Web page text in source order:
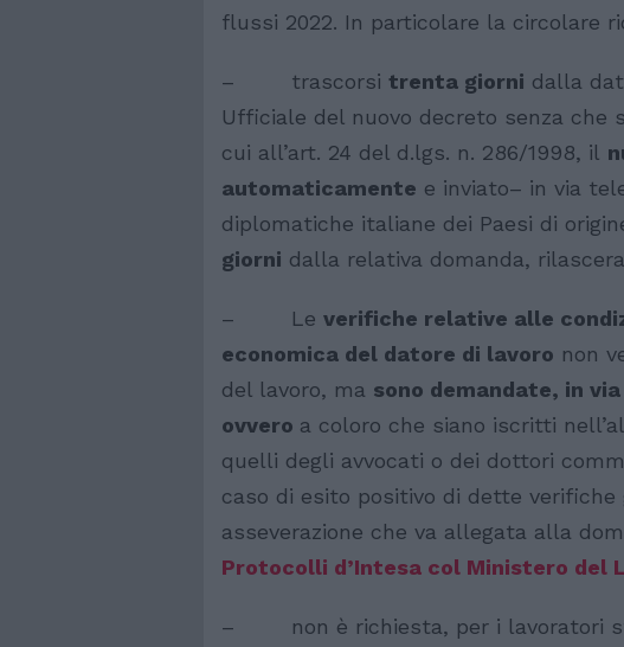
flussi 2022. In particolare la circolare
– trascorsi trenta giorni dalla
Ufficiale del nuovo decreto senza che
cui all’art. 24 del d.lgs. n. 286/1998, il
automaticamente e inviato– in via
diplomatiche italiane dei Paesi di
giorni dalla relativa domanda,
– Le verifiche relative alle
economica del datore di lavoro non
del lavoro, ma sono demandate, in
ovvero a coloro che siano iscritti
quelli degli avvocati o dei dottori
caso di esito positivo di dette
asseverazione che va allegata alla
Protocolli d’Intesa col Ministero del
– non è richiesta, per i lavoratori